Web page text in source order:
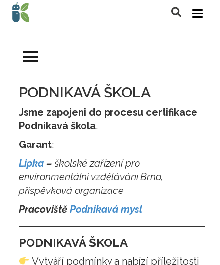
PODNIKAVÁ ŠKOLA
Jsme zapojeni do procesu certifikace
Podnikavá škola.
Garant:
Lipka–školské zařízení pro
environmentální vzdělávání Brno,
příspěvková organizace
Pracoviště Podnikavá mysl
PODNIKAVÁ ŠKOLA
Vytváří podmínky a nabízí příležitosti